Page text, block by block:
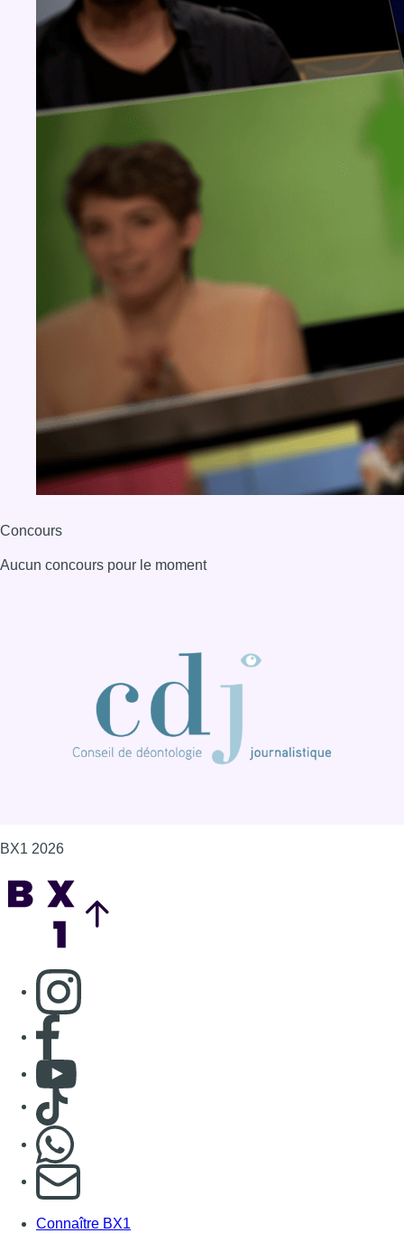
Concours
Aucun concours pour le moment
BX1 2026
Consulter page Instagram
Consulter page Facebook
Consulter Youtube
Consulter TikTok
S'abonner à notre newsletter
Connaître BX1